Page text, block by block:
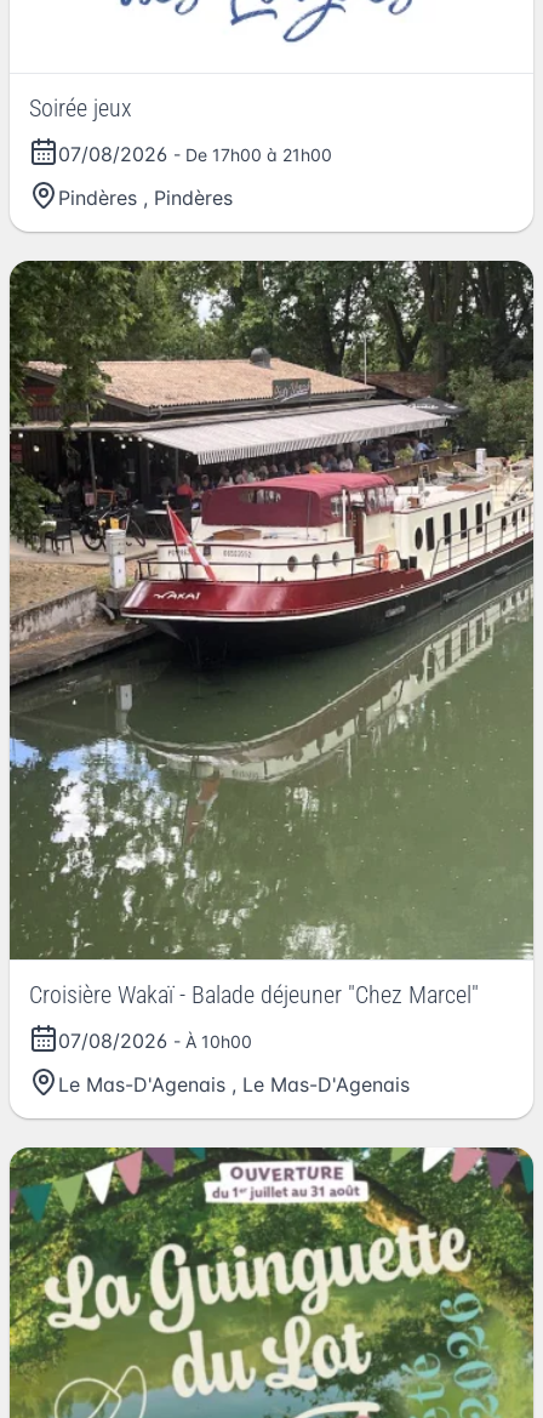
Soirée jeux
07/08/2026 - De 17h00 à 21h00
Pindères , Pindères
Croisière Wakaï - Balade déjeuner "Chez Marcel"
07/08/2026 - À 10h00
Le Mas-D'Agenais , Le Mas-D'Agenais